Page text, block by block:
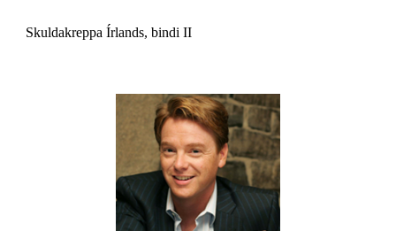
Skuldakreppa Írlands, bindi II